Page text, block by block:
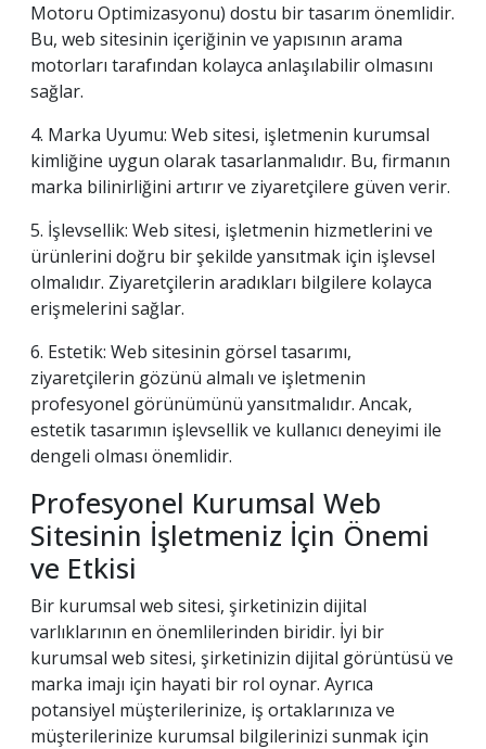
Motoru Optimizasyonu) dostu bir tasarım önemlidir.
Bu, web sitesinin içeriğinin ve yapısının arama
motorları tarafından kolayca anlaşılabilir olmasını
sağlar.
4. Marka Uyumu: Web sitesi, işletmenin kurumsal
kimliğine uygun olarak tasarlanmalıdır. Bu, firmanın
marka bilinirliğini artırır ve ziyaretçilere güven verir.
5. İşlevsellik: Web sitesi, işletmenin hizmetlerini ve
ürünlerini doğru bir şekilde yansıtmak için işlevsel
olmalıdır. Ziyaretçilerin aradıkları bilgilere kolayca
erişmelerini sağlar.
6. Estetik: Web sitesinin görsel tasarımı,
ziyaretçilerin gözünü almalı ve işletmenin
profesyonel görünümünü yansıtmalıdır. Ancak,
estetik tasarımın işlevsellik ve kullanıcı deneyimi ile
dengeli olması önemlidir.
Profesyonel Kurumsal Web
Sitesinin İşletmeniz İçin Önemi
ve Etkisi
Bir kurumsal web sitesi, şirketinizin dijital
varlıklarının en önemlilerinden biridir. İyi bir
kurumsal web sitesi, şirketinizin dijital görüntüsü ve
marka imajı için hayati bir rol oynar. Ayrıca
potansiyel müşterilerinize, iş ortaklarınıza ve
müşterilerinize kurumsal bilgilerinizi sunmak için